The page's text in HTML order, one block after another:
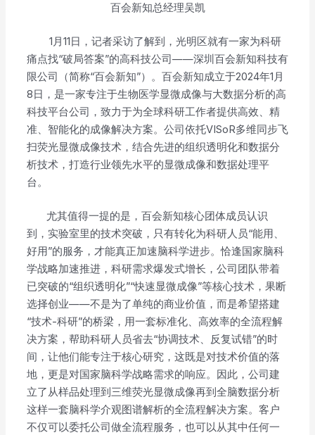
百会新知总经理吴凯
1月11日，记者采访了解到，光明区就有一家为科研
痛点找“破局答案”的高科技公司——深圳百会新知科技有
限公司（简称“百会新知”）。百会新知成立于2024年1月
8日，是一家专注于生物医学显微成像与大数据分析的高
科技平台公司，致力于为全球科研工作者提供高效、精
准、智能化的成像解决方案。公司依托VISoR多维同步飞
扫荧光显微成像技术，结合先进的组织透明化和数据分
析技术，打造行业领先水平的显微成像和数据处理平
台。
尤其值得一提的是，百会新知核心团体成员认识
到，实验室里的技术突破，只有转化为科研人员“能用、
好用”的服务，才能真正加速脑科学进步。恰逢国家脑科
学战略加速推进，科研需求爆发式增长，公司团队带着
已突破的“组织透明化”“快速显微成像”等核心技术，果断
选择创业——不是为了单纯的商业价值，而是希望搭建
“技术-科研”的桥梁，用一套标准化、高效率的全流程解
决方案，帮助科研人员省去“协调技术、反复试错”的时
间，让他们能专注于核心研究，这既是对技术价值的落
地，更是对国家脑科学战略需求的响应。因此，公司建
立了从样品处理到三维荧光显微成像再到全脑数据分析
这样一套脑科学介观图谱解析的全流程解决方案。客户
不仅可以委托公司做全流程服务，也可以从其中任何一